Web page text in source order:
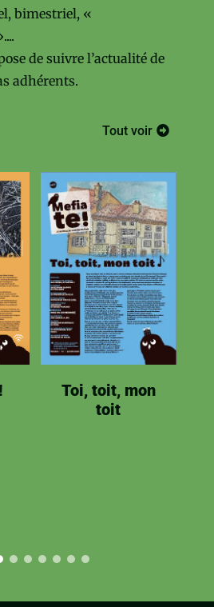
bimestriel, «
de suivre l’actualité de
adhérents.
Tout voir
Toi, toit, mon
toit